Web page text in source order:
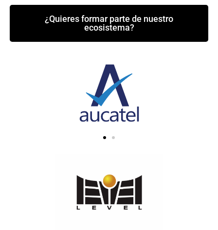
¿Quieres formar parte de nuestro
ecosistema?